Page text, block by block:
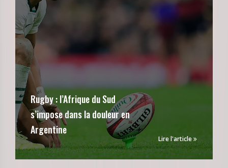
Rugby : l’Afrique du Sud
s’impose dans la douleur en
Argentine
Lire l'article